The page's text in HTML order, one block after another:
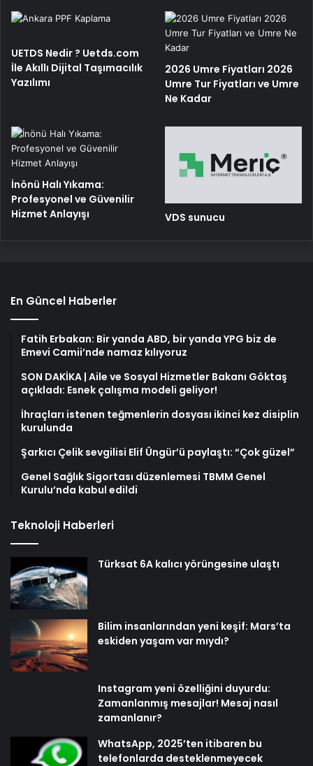
UETDS Nedir ? Uetds.com
İle Akıllı Dijital Taşımacılık
Yazılımı
2026 Umre Fiyatları 2026
Umre Tur Fiyatları ve Umre
Ne Kadar
İnönü Halı Yıkama:
Profesyonel ve Güvenilir
Hizmet Anlayışı
VDS sunucu
En Güncel Haberler
Fatih Erbakan: Bir yanda ABD, bir yanda YPG biz de
Emevi Camii’nde namaz kılıyoruz
SON DAKİKA | Aile ve Sosyal Hizmetler Bakanı Göktaş
açıkladı: Esnek çalışma modeli geliyor!
İhraçları istenen teğmenlerin dosyası ikinci kez disiplin
kurulunda
Şarkıcı Çelik sevgilisi Elif Üngür’ü paylaştı: “Çok güzel”
Genel Sağlık Sigortası düzenlemesi TBMM Genel
Kurulu’nda kabul edildi
Teknoloji Haberleri
Türksat 6A kalıcı yörüngesine ulaştı
Bilim insanlarından yeni keşif: Mars’ta
eskiden yaşam var mıydı?
Instagram yeni özelliğini duyurdu:
Zamanlanmış mesajlar! Mesaj nasıl
zamanlanır?
WhatsApp, 2025’ten itibaren bu
telefonlarda desteklenmeyecek